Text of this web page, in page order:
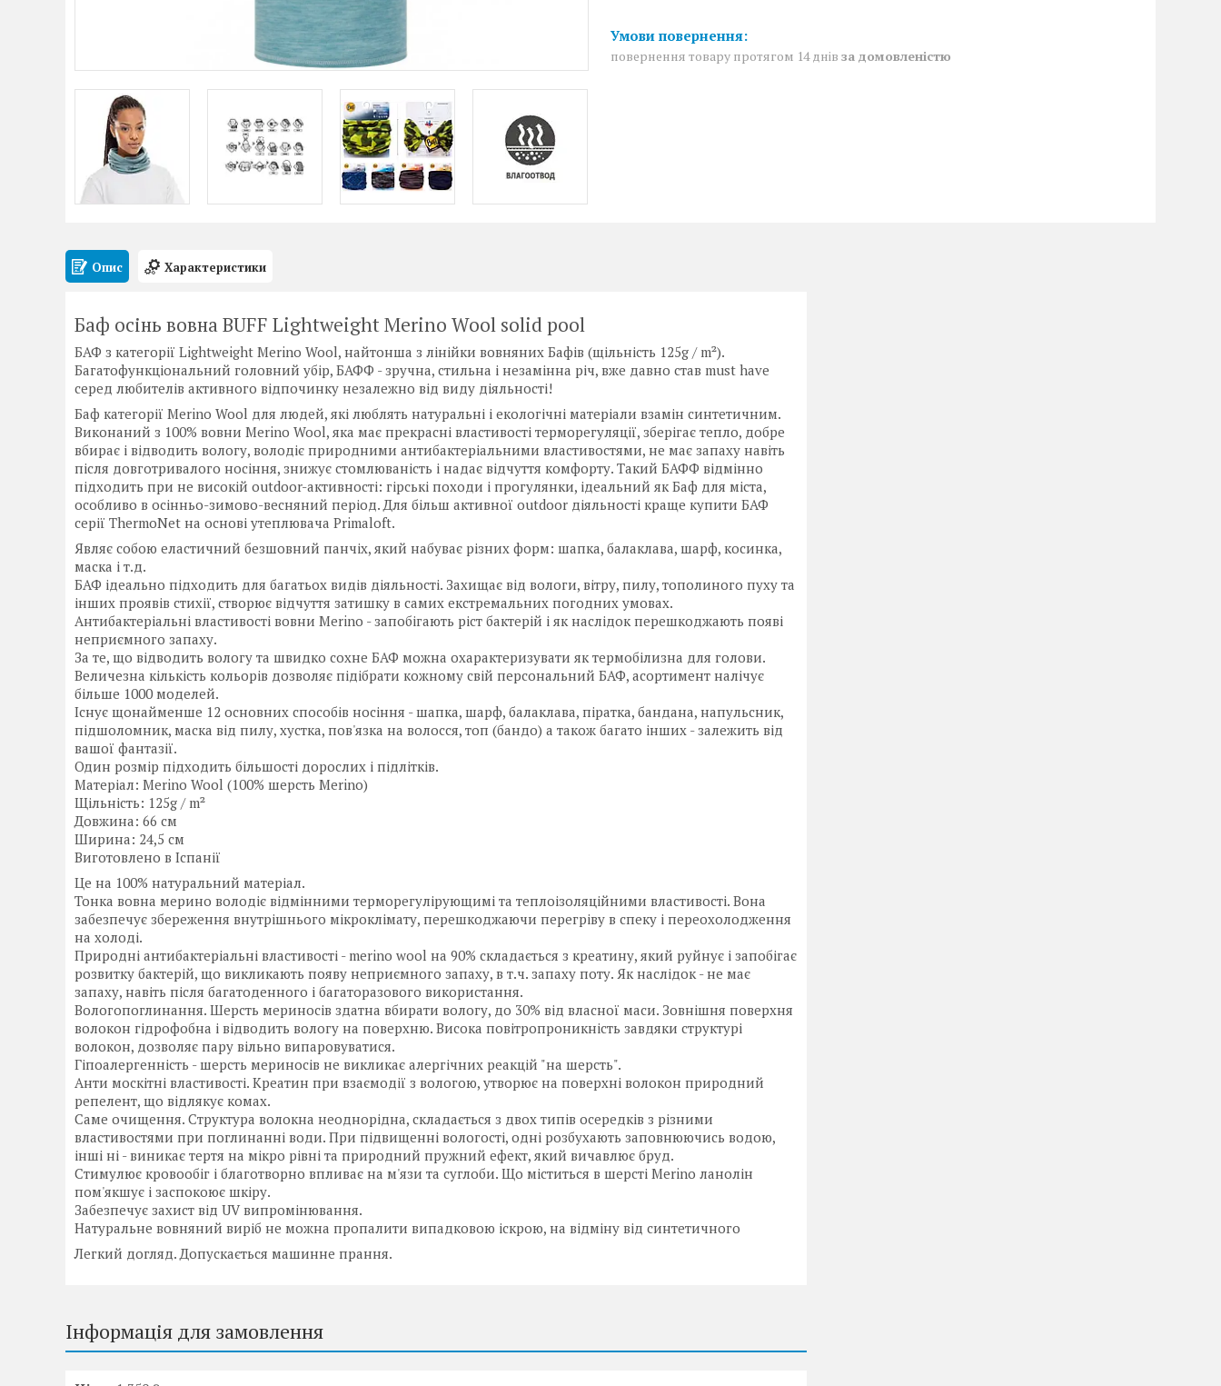
повернення товару протягом 14 днів за домовленістю
Опис Характеристики
Баф осінь вовна BUFF Lightweight Merino Wool solid pool
БАФ з категорії Lightweight Merino Wool, найтонша з лінійки вовняних Бафів (щільність 125g / m²).
Багатофункціональний головний убір, БАФФ - зручна, стильна і незамінна річ, вже давно став must have
серед любителів активного відпочинку незалежно від виду діяльності!
Баф категорії Merino Wool для людей, які люблять натуральні і екологічні матеріали взамін синтетичним.
Виконаний з 100% вовни Merino Wool, яка має прекрасні властивості терморегуляції, зберігає тепло, добре
вбирає і відводить вологу, володіє природними антибактеріальними властивостями, не має запаху навіть
після довготривалого носіння, знижує стомлюваність і надає відчуття комфорту. Такий БАФФ відмінно
підходить при не високій outdoor-активності: гірські походи і прогулянки, ідеальний як Баф для міста,
особливо в осінньо-зимово-весняний період. Для більш активної outdoor діяльності краще купити БАФ
серії ThermoNet на основі утеплювача Primaloft.
Являє собою еластичний безшовний панчіх, який набуває різних форм: шапка, балаклава, шарф, косинка,
маска і т.д.
БАФ ідеально підходить для багатьох видів діяльності. Захищає від вологи, вітру, пилу, тополиного пуху та
інших проявів стихії, створює відчуття затишку в самих екстремальних погодних умовах.
Антибактеріальні властивості вовни Merino - запобігають ріст бактерій і як наслідок перешкоджають появі
неприємного запаху.
За те, що відводить вологу та швидко сохне БАФ можна охарактеризувати як термобілизна для голови.
Величезна кількість кольорів дозволяє підібрати кожному свій персональний БАФ, асортимент налічує
більше 1000 моделей.
Існує щонайменше 12 основних способів носіння - шапка, шарф, балаклава, піратка, бандана, напульсник,
підшоломник, маска від пилу, хустка, пов'язка на волосся, топ (бандо) а також багато інших - залежить від
вашої фантазії.
Один розмір підходить більшості дорослих і підлітків.
Матеріал: Merino Wool (100% шерсть Merino)
Щільність: 125g / m²
Довжина: 66 см
Ширина: 24,5 см
Виготовлено в Іспанії
Це на 100% натуральний матеріал.
Тонка вовна мерино володіє відмінними терморегулірующимі та теплоізоляційними властивості. Вона
забезпечує збереження внутрішнього мікроклімату, перешкоджаючи перегріву в спеку і переохолодження
на холоді.
Природні антибактеріальні властивості - merino wool на 90% складається з креатину, який руйнує і запобігає
розвитку бактерій, що викликають появу неприємного запаху, в т.ч. запаху поту. Як наслідок - не має
запаху, навіть після багатоденного і багаторазового використання.
Вологопоглинання. Шерсть мериносів здатна вбирати вологу, до 30% від власної маси. Зовнішня поверхня
волокон гідрофобна і відводить вологу на поверхню. Висока повітропроникність завдяки структурі
волокон, дозволяє пару вільно випаровуватися.
Гіпоалергенність - шерсть мериносів не викликає алергічних реакцій "на шерсть".
Анти москітні властивості. Креатин при взаємодії з вологою, утворює на поверхні волокон природний
репелент, що відлякує комах.
Саме очищення. Структура волокна неоднорідна, складається з двох типів осередків з різними
властивостями при поглинанні води. При підвищенні вологості, одні розбухають заповнюючись водою,
інші ні - виникає тертя на мікро рівні та природний пружний ефект, який вичавлює бруд.
Стимулює кровообіг і благотворно впливає на м'язи та суглоби. Що міститься в шерсті Merino ланолін
пом'якшує і заспокоює шкіру.
Забезпечує захист від UV випромінювання.
Натуральне вовняний виріб не можна пропалити випадковою іскрою, на відміну від синтетичного
Легкий догляд. Допускається машинне прання.
Інформація для замовлення